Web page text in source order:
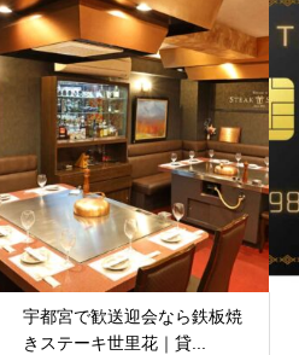
宇都宮で歓送迎会なら鉄板焼
きステーキ世里花｜貸...